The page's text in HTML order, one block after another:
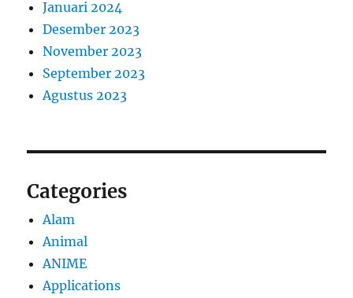
Januari 2024
Desember 2023
November 2023
September 2023
Agustus 2023
Categories
Alam
Animal
ANIME
Applications